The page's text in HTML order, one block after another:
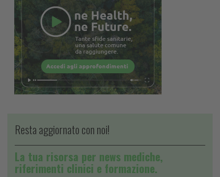
Resta aggiornato con noi!
La tua risorsa per news mediche,
riferimenti clinici e formazione.